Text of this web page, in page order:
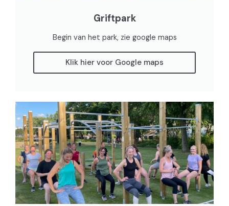
Griftpark
Begin van het park, zie google maps
Klik hier voor Google maps